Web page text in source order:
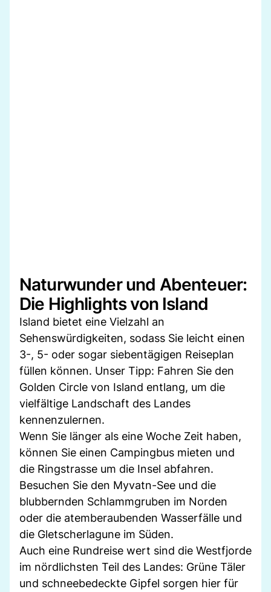
Naturwunder und Abenteuer:
Die Highlights von Island
Island bietet eine Vielzahl an
Sehenswürdigkeiten, sodass Sie leicht einen
3-, 5- oder sogar siebentägigen Reiseplan
füllen können. Unser Tipp: Fahren Sie den
Golden Circle von Island entlang, um die
vielfältige Landschaft des Landes
kennenzulernen.
Wenn Sie länger als eine Woche Zeit haben,
können Sie einen Campingbus mieten und
die Ringstrasse um die Insel abfahren.
Besuchen Sie den Myvatn-See und die
blubbernden Schlammgruben im Norden
oder die atemberaubenden Wasserfälle und
die Gletscherlagune im Süden.
Auch eine Rundreise wert sind die Westfjorde
im nördlichsten Teil des Landes: Grüne Täler
und schneebedeckte Gipfel sorgen hier für